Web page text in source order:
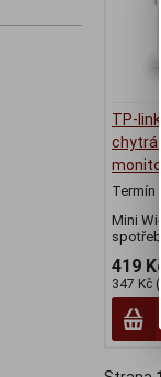
TP-
chytrá
Termín
Mini
spotřeby
419 Kč
347 Kč